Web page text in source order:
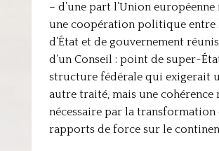
– d’une part l’Union
une coopération politique entre
d’État et de gouvernement
d’un Conseil : point de super-
structure fédérale qui exigerait
autre traité, mais une cohérence
nécessaire par la transformation
rapports de force sur le